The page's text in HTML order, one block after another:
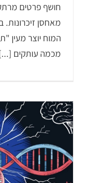
חושף פרטים
מאחסן
המוח יוצר מעין
מכמה עותקים